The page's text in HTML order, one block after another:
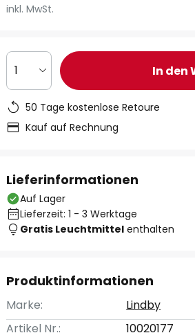
inkl. MwSt.
1 In den
50 Tage kostenlose Retoure
Kauf auf Rechnung
Lieferinformationen
Auf Lager
Lieferzeit: 1 - 3 Werktage
Gratis Leuchtmittel enthalten
Produktinformationen
Marke:
Lindby
Artikel Nr.:
10020177